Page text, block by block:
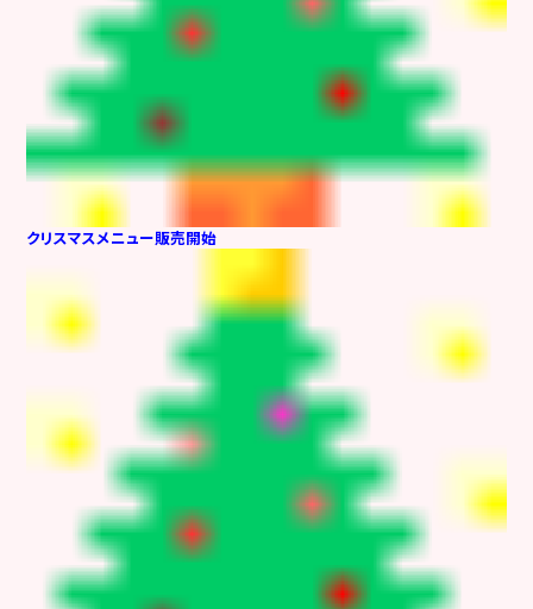
クリスマスメニュー販売開始